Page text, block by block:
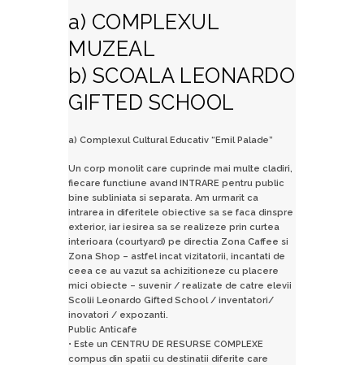
a) COMPLEXUL
MUZEAL
b) SCOALA LEONARDO
GIFTED SCHOOL
a) Complexul Cultural Educativ “Emil Palade”
Un corp monolit care cuprinde mai multe cladiri,
fiecare functiune avand INTRARE pentru public
bine subliniata si separata. Am urmarit ca
intrarea in diferitele obiective sa se faca dinspre
exterior, iar iesirea sa se realizeze prin curtea
interioara (courtyard) pe directia Zona Caffee si
Zona Shop – astfel incat vizitatorii, incantati de
ceea ce au vazut sa achizitioneze cu placere
mici obiecte – suvenir / realizate de catre elevii
Scolii Leonardo Gifted School / inventatori/
inovatori / expozanti.
Public Anticafe
• Este un CENTRU DE RESURSE COMPLEXE
compus din spatii cu destinatii diferite care